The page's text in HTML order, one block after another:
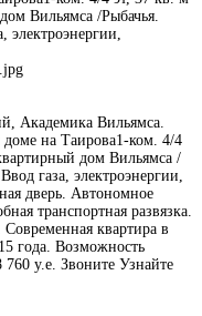
Вильямса /Рыбачья.
электроэнергии,
Академика Вильямса.
на Таирова1-ком. 4/4
дом Вильямса /
газа, электроэнергии,
дверь. Автономное
транспортная развязка.
квартира в
года. Возможность
у.е. Звоните Узнайте